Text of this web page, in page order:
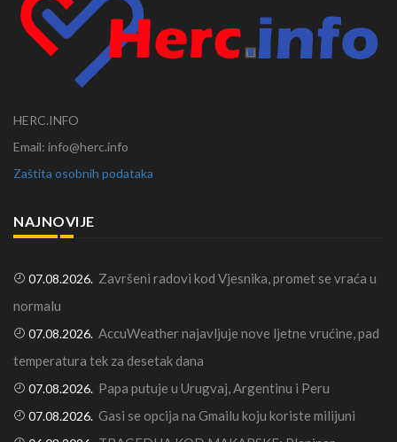
HERC.INFO
Email: info@herc.info
Zaštita osobnih podataka
NAJNOVIJE
07.08.2026. Završeni radovi kod Vjesnika, promet se vraća u
normalu
07.08.2026. AccuWeather najavljuje nove ljetne vrućine, pad
temperatura tek za desetak dana
07.08.2026. Papa putuje u Urugvaj, Argentinu i Peru
07.08.2026. Gasi se opcija na Gmailu koju koriste milijuni